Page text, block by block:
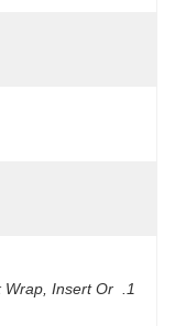
Wrap, Insert Or